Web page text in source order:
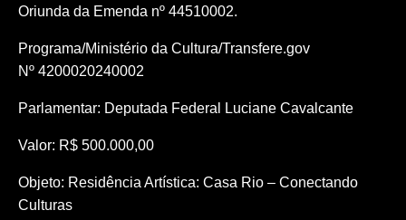
Oriunda da Emenda nº 44510002.
Programa/Ministério da Cultura/Transfere.gov
Nº 4200020240002
Parlamentar: Deputada Federal Luciane Cavalcante
Valor: R$ 500.000,00
Objeto: Residência Artística: Casa Rio – Conectando
Culturas